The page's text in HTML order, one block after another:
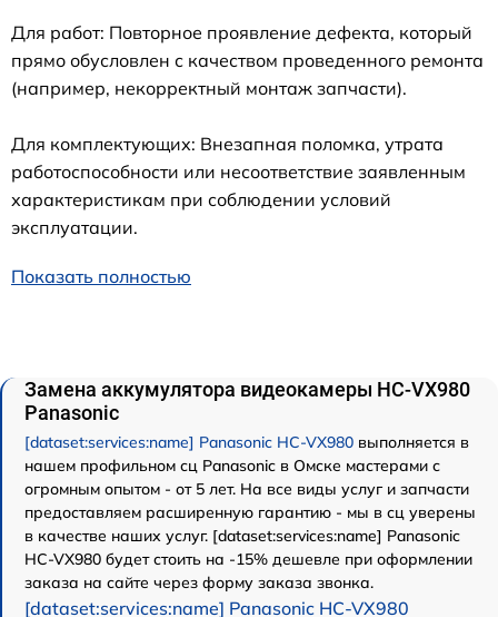
Для работ: Повторное проявление дефекта, который
прямо обусловлен с качеством проведенного ремонта
(например, некорректный монтаж запчасти).
Для комплектующих: Внезапная поломка, утрата
работоспособности или несоответствие заявленным
характеристикам при соблюдении условий
эксплуатации.
Показать полностью
Замена аккумулятора видеокамеры HC-VX980
Panasonic
[dataset:services:name] Panasonic HC-VX980 выполняется в
нашем профильном сц Panasonic в Омске мастерами с
огромным опытом - от 5 лет. На все виды услуг и запчасти
предоставляем расширенную гарантию - мы в сц уверены
в качестве наших услуг. [dataset:services:name] Panasonic
HC-VX980 будет стоить на -15% дешевле при оформлении
заказа на сайте через форму заказа звонка.
[dataset:services:name] Panasonic HC-VX980